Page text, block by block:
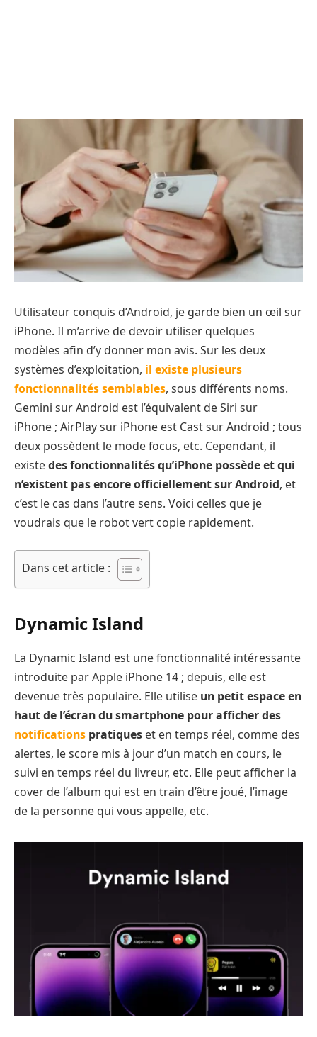
Utilisateur conquis d’Android, je garde bien un œil sur
iPhone. Il m’arrive de devoir utiliser quelques
modèles afin d’y donner mon avis. Sur les deux
systèmes d’exploitation, il existe plusieurs
fonctionnalités semblables, sous différents noms.
Gemini sur Android est l’équivalent de Siri sur
iPhone ; AirPlay sur iPhone est Cast sur Android ; tous
deux possèdent le mode focus, etc. Cependant, il
existedes fonctionnalités qu’iPhone possède et qui
n’existent pas encore officiellement sur Android, et
c’est le cas dans l’autre sens. Voici celles que je
voudrais que le robot vert copie rapidement.
Dans cet article :
Dynamic Island
La Dynamic Island est une fonctionnalité intéressante
introduite par Apple iPhone 14 ; depuis, elle est
devenue très populaire. Elle utilise un petit espace en
haut de l’écran du smartphone pour afficher des
notifications pratiques et en temps réel, comme des
alertes, le score mis à jour d’un match en cours, le
suivi en temps réel du livreur, etc. Elle peut afficher la
cover de l’album qui est en train d’être joué, l’image
de la personne qui vous appelle, etc.